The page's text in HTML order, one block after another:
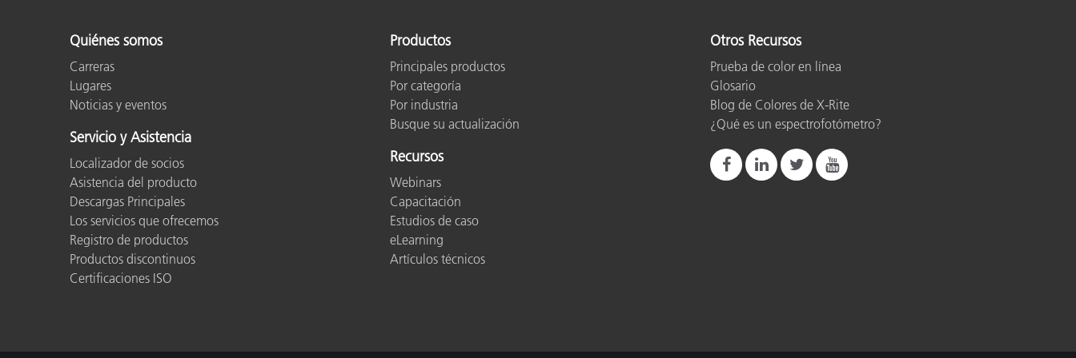
Materiales de Construcción
Quiénes somos
Carreras
Lugares
Noticias y eventos
Servicio y Asistencia
Localizador de socios
Asistencia del producto
Descargas Principales
Los servicios que ofrecemos
Registro de productos
Productos discontinuos
Certificaciones ISO
Productos
Principales productos
Por categoría
Por industria
Busque su actualización
Recursos
Webinars
Capacitación
Estudios de caso
eLearning
Artículos técnicos
Otros Recursos
Prueba de color en línea
Glosario
Blog de Colores de X-Rite
¿Qué es un espectrofotómetro?